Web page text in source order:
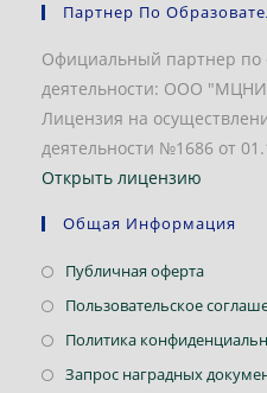
Партнер По
Официальный партнер по
деятельности: ООО
Лицензия на
деятельности №1686 от
Открыть лицензию
Общая Информация
Публичная оферта
в
Пользовательское
Политика
Запрос наградных